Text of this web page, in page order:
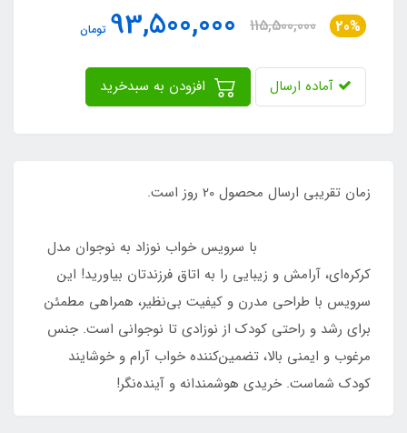
20%
115,500,000
93,500,000 تومان
آماده ارسال
زمان تقریبی ارسال محصول 20 روز است.
با سرویس خواب نوزاد به نوجوان مدل
کرکره‌ای، آرامش و زیبایی را به اتاق فرزندتان بیاورید! این
سرویس با طراحی مدرن و کیفیت بی‌نظیر، همراهی مطمئن
برای رشد و راحتی کودک از نوزادی تا نوجوانی است. جنس
مرغوب و ایمنی بالا، تضمین‌کننده خواب آرام و خوشایند
کودک شماست. خریدی هوشمندانه و آینده‌نگر!